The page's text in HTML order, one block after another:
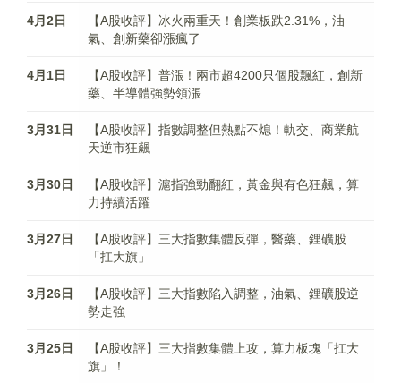
4月2日
【A股收評】冰火兩重天！創業板跌2.31%，油
氣、創新藥卻漲瘋了
4月1日
【A股收評】普漲！兩市超4200只個股飄紅，創新
藥、半導體強勢領漲
3月31日
【A股收評】指數調整但熱點不熄！軌交、商業航
天逆市狂飆
3月30日
【A股收評】滬指強勁翻紅，黃金與有色狂飆，算
力持續活躍
3月27日
【A股收評】三大指數集體反彈，醫藥、鋰礦股
「扛大旗」
3月26日
【A股收評】三大指數陷入調整，油氣、鋰礦股逆
勢走強
3月25日
【A股收評】三大指數集體上攻，算力板塊「扛大
旗」！